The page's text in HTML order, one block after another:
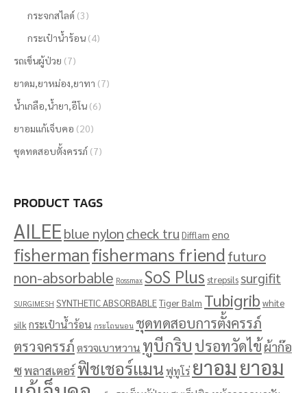
กระจกสไลด์ (3)
กระเป๋าน้ำร้อน (4)
รถเข็นผู้ป่วย (7)
ยาดม,ยาหม่อง,ยาทา (7)
น้ำเกลือ,น้ำยา,อีโน (6)
ยาอมแก้เจ็บคอ (20)
ชุดทดสอบตั้งครรภ์ (7)
PRODUCT TAGS
AILEEblue nylon check tru Difflam eno
fishermanfishermans friend futuro
non-absorbable Rossmax SoS Plus strepsils surgifit
SURGIMESH SYNTHETIC ABSORBABLETiger Balm Tubigrib white
silk กระเป๋าน้ำร้อน กระโถนนอน ชุดทดสอบการตั้งครรภ์
ตรวจครรภ์ตรวจเบาหวาน ทูบีกริบ ปรอทวัดไข้ผ้าก๊อ
ซพลาสเตอร์ฟิชเชอร์แมนฟูทูโร่ ยาอมยาอม